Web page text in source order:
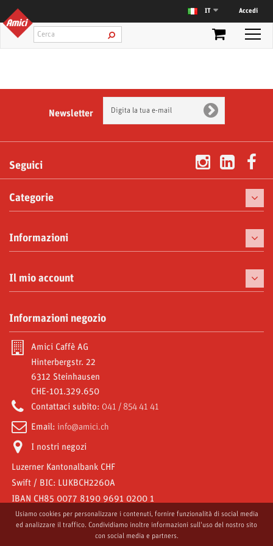
IT Accedi
Newsletter
Seguici
Categorie
Caffè
Macchine da caffè
Tazzine
Moke e Accessori
Abbonamenti
Reniala R1 offerta speciale
Informazioni
Il mio account
I miei ordini
Le mie note di credito
I miei indirizzi
Le mie informazioni personali
I miei buoni
Informazioni negozio
Amici Caffè AG
Hinterbergstr. 22
6312 Steinhausen
CHE-101.329.650
Contattaci subito: 041 / 854 41 41
Email: info@amici.ch
I nostri negozi
Luzerner Kantonalbank CHF
Swift / BIC: LUKBCH2260A
IBAN CH85 0077 8190 9691 0200 1
Usiamo cookies per personalizzare i contenuti, fornire funzionalità di social media
ed analizzare il traffico. Condividiamo inoltre informazioni sull'uso del nostro sito
con social media e partners.